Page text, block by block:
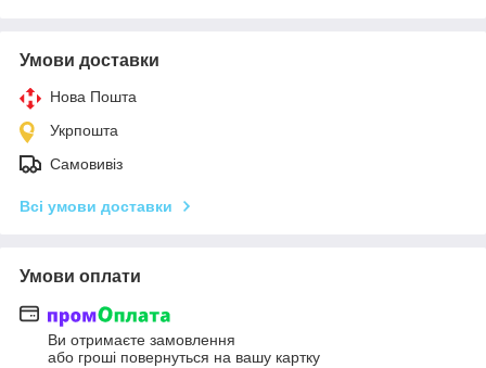
Умови доставки
Нова Пошта
Укрпошта
Самовивіз
Всі умови доставки
Умови оплати
Ви отримаєте замовлення
або гроші повернуться на вашу картку